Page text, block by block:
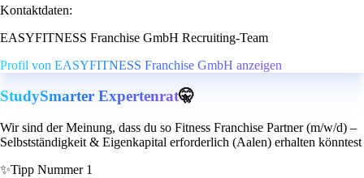
Kontaktdaten:
EASYFITNESS Franchise GmbH Recruiting-Team
Profil von EASYFITNESS Franchise GmbH anzeigen
StudySmarter Expertenrat🤫
Wir sind der Meinung, dass du so Fitness Franchise Partner (m/w/d) –
Selbstständigkeit & Eigenkapital erforderlich (Aalen) erhalten könntest
✨Tipp Nummer 1